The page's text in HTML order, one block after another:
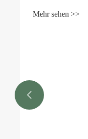
Mehr sehen >>
